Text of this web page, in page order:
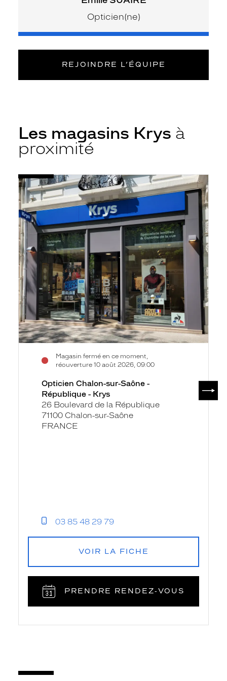
Opticien(ne)
REJOINDRE L’ÉQUIPE
Les magasins Krys à
proximité
Opticien
Chalon-
sur-
Saône
-
République
-
Krys
Magasin fermé en ce moment,
réouverture 10 août 2026, 09:00
Voir
la
fiche
Opticien Chalon-sur-Saône -
République - Krys
26 Boulevard de la République
71100 Chalon-sur-Saône
FRANCE
03 85 48 29 79
VOIR LA FICHE
PRENDRE RENDEZ‑VOUS